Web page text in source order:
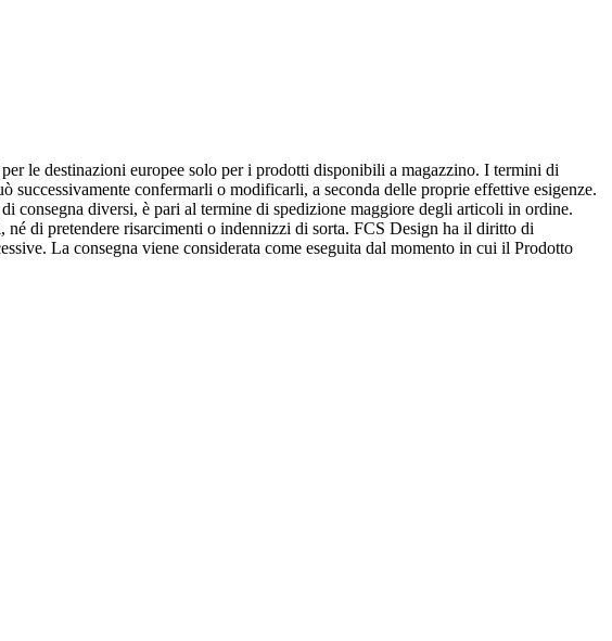
le destinazioni europee solo per i prodotti disponibili a magazzino. I termini di
confermarli o modificarli, a seconda delle proprie effettive esigenze.
diversi, è pari al termine di spedizione maggiore degli articoli in ordine.
di pretendere risarcimenti o indennizzi di sorta. FCS Design ha il diritto di
La consegna viene considerata come eseguita dal momento in cui il Prodotto